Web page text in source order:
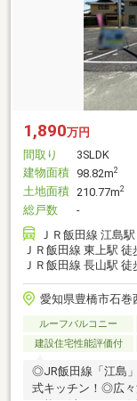
1,890万円
間取り
3SLDK
建物面積 98.82m2
土地面積 210.77m2
総戸数
-
ＪＲ飯田線 江島
ＪＲ飯田線 東上駅 徒
ＪＲ飯田線 長山駅 徒
愛知県豊橋市石巻
ルーフバルコニー
建設住宅性能評価付
◎JR飯田線「江島
式キッチン！◎広々